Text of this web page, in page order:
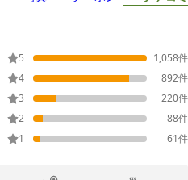
5 1,058件
4
892件
3
220件
2
88件
1
61件